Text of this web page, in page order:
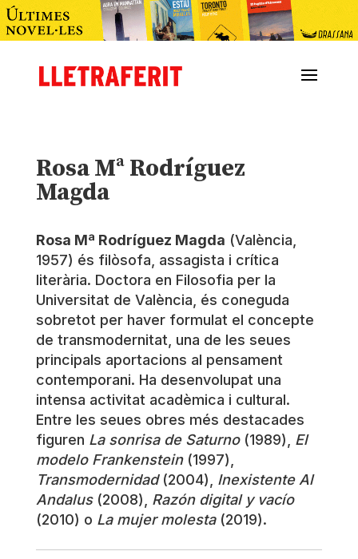
Rosa Mª Rodríguez
Magda
Rosa Mª Rodríguez Magda (València,
1957) és filòsofa, assagista i crítica
literària. Doctora en Filosofia per la
Universitat de València, és coneguda
sobretot per haver formulat el concepte
de transmodernitat, una de les seues
principals aportacions al pensament
contemporani. Ha desenvolupat una
intensa activitat acadèmica i cultural.
Entre les seues obres més destacades
figuren La sonrisa de Saturno(1989), El
modelo Frankenstein(1997),
Transmodernidad(2004), Inexistente Al
Andalus(2008), Razón digital y vacío
(2010) o La mujer molesta(2019).